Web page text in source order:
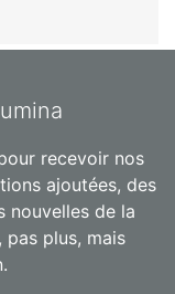
recevoir nos
ajoutées, des
nouvelles de la
plus, mais